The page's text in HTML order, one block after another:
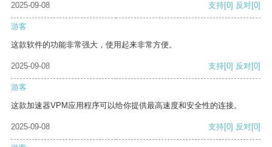
2025-09-08
支持[0] 反对[0]
游客
这款软件的功能非常强大，使用起来非常方便。
2025-09-08 支持[0] 反对[0]
游客
这款加速器VPM应用程序可以给你提供最高速度和安全性的连接。
2025-09-08 支持[0] 反对[0]